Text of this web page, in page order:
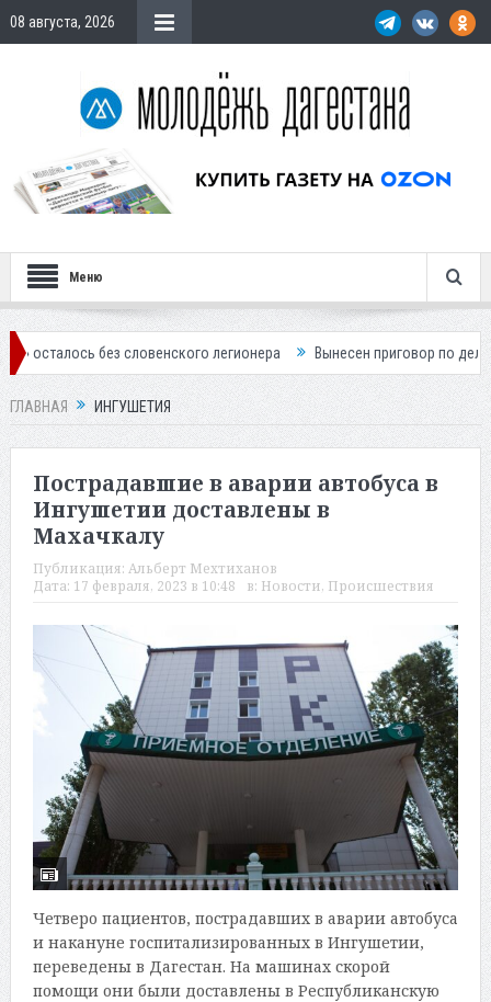
08 августа, 2026
Меню
легионера Вынесен приговор по делу о
ГЛАВНАЯ ИНГУШЕТИЯ
Пострадавшие в аварии автобуса в
Ингушетии доставлены в
Махачкалу
Публикация: Альберт Мехтиханов
Дата: 17 февраля, 2023 в 10:48 в: Новости, Происшествия
Четверо пациентов, пострадавших в аварии автобуса
и накануне госпитализированных в Ингушетии,
переведены в Дагестан. На машинах скорой
помощи они были доставлены в Республиканскую